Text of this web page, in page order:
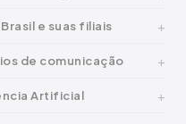
e suas filiais
de comunicação
Artificial